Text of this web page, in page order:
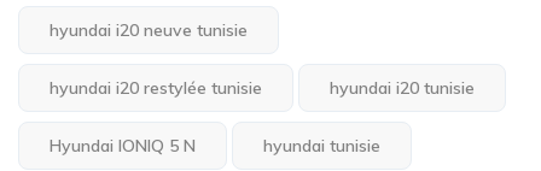
hyundai i20 neuve tunisie
hyundai i20 restylée tunisie hyundai i20 tunisie
Hyundai IONIQ 5 N hyundai tunisie